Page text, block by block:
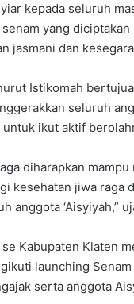
kepada seluruh
senam yang
jasmani dan
Istikomah
seluruh
ikut aktif
diharapkan mampu
kesehatan jiwa raga
anggota ‘Aisyiyah,”
se Kabupaten Klaten
launching Senam
serta anggota